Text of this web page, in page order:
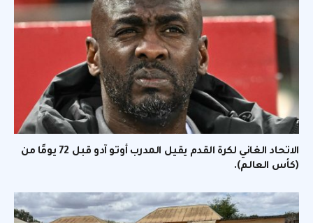
الاتحاد الغاني لكرة القدم يقيل المدرب أوتو آدو قبل 72 يومًا من
(كأس العالم).